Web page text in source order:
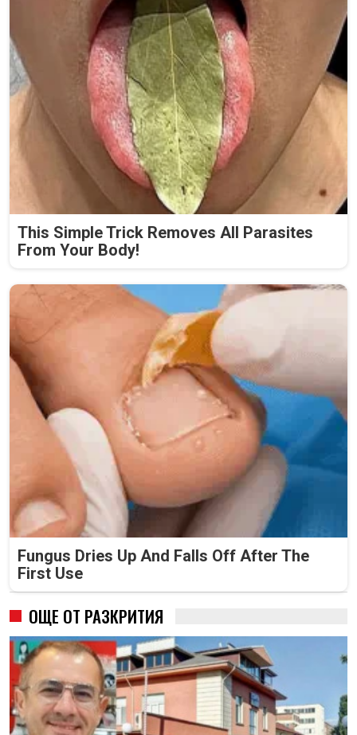
This Simple Trick Removes All Parasites
From Your Body!
Fungus Dries Up And Falls Off After The
First Use
ОЩЕ ОТ РАЗКРИТИЯ